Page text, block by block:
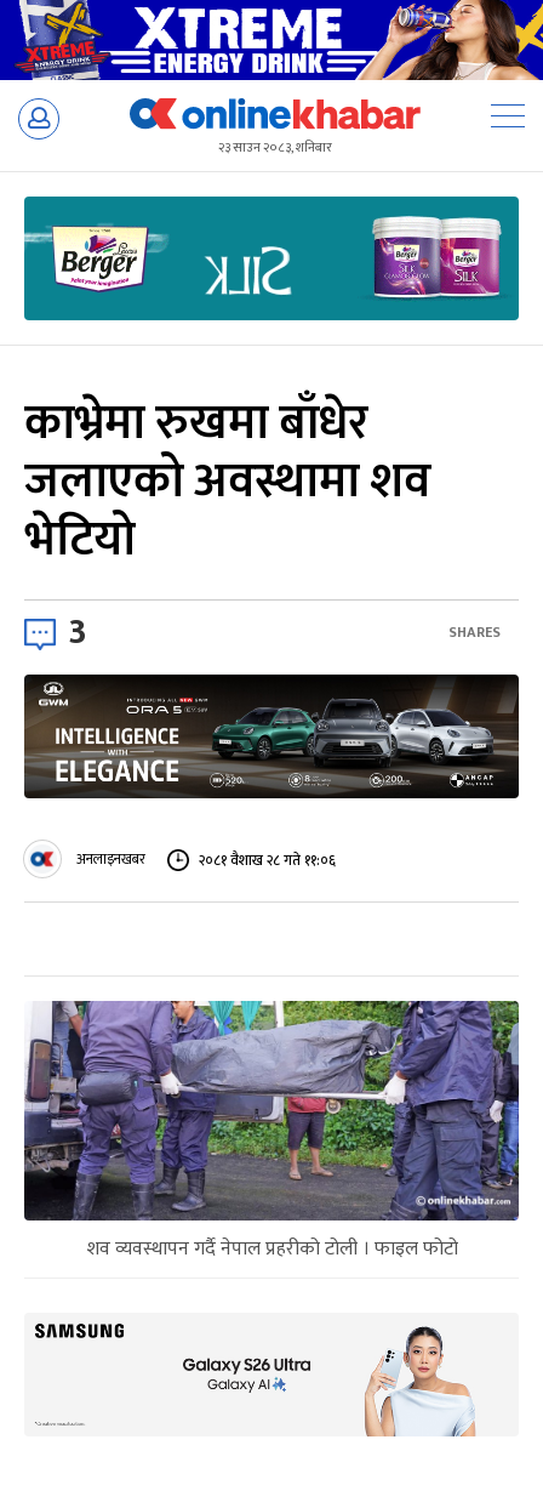
Skip
२३ साउन २०८३, शनिबार
काभ्रेमा रुखमा बाँधेर
जलाएको अवस्थामा शव
भेटियो
3 SHARES
अनलाइनखबर २०८१ वैशाख २८ गते ११:०६
शव व्यवस्थापन गर्दै नेपाल प्रहरीको टोली । फाइल फोटो